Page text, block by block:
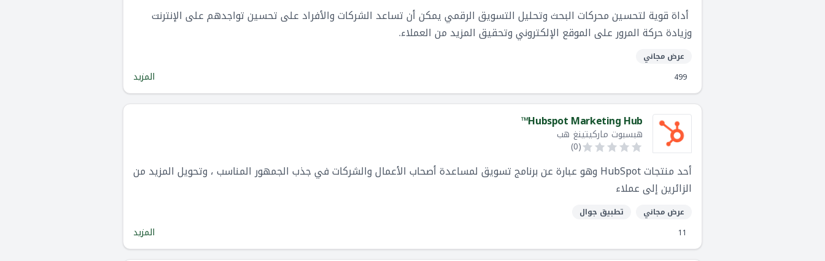
أداة قوية لتحسين محركات البحث وتحليل التسويق الرقمي يمكن أن تساعد الشركات والأفراد على تحسين تواجدهم على الإنترنت
وزيادة حركة المرور على الموقع الإلكتروني وتحقيق المزيد من العملاء.
عرض مجاني
499
المزيد
Hubspot Marketing Hub™
هبسبوت ماركيتينغ هب
(
0
)
أحد منتجات HubSpot وهو عبارة عن برنامج تسويق لمساعدة أصحاب الأعمال والشركات في جذب الجمهور المناسب ، وتحويل المزيد من
الزائرين إلى عملاء
عرض مجاني
تطبيق جوال
11
المزيد